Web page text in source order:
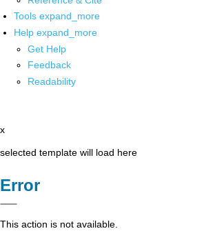
Tools expand_more
Help expand_more
Get Help
Feedback
Readability
x
selected template will load here
Error
This action is not available.